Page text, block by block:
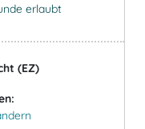
erlaubt
(EZ)